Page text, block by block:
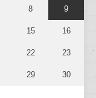
8 9
15 16
22 23
29 30